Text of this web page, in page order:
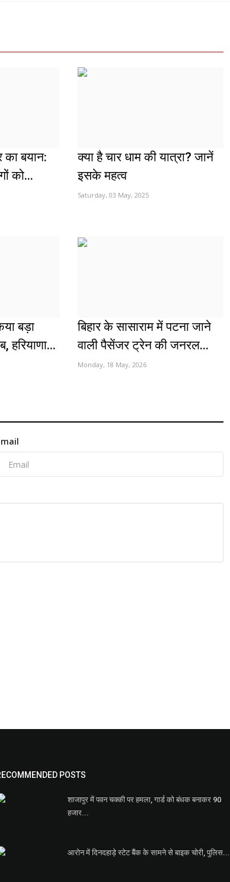
का बयान:
को...
क्या है चार धाम की यात्रा? जानें
इसके महत्व
Saturday, 03 May, 2025
बड़ा
हरियाणा...
बिहार के सासाराम में पटना जाने
वाली पैसेंजर ट्रेन की जनरल...
Monday, 18 May, 2026
POSTS
शाजापुर में पवन चक्की पर हमला, गार्ड को बंधक बनाकर 90
हजार...
आरोन में दिनदहाड़े स्टेट बैंक के सामने से बाइक चोरी, पुलिस...